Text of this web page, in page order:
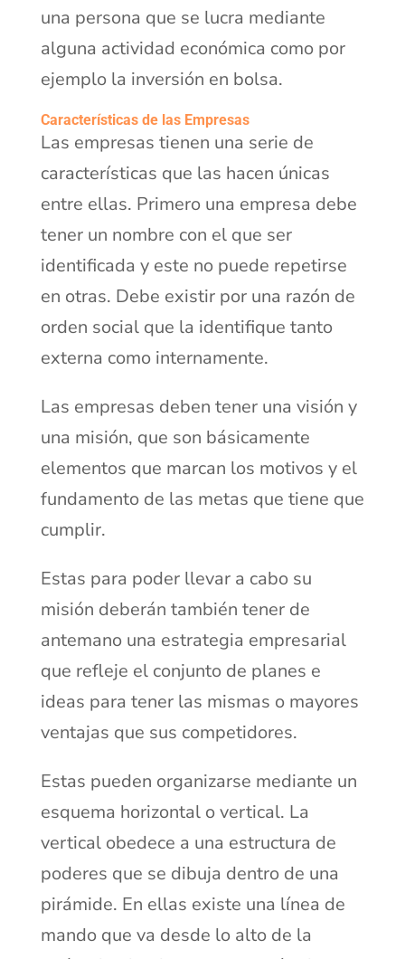
una persona que se lucra mediante
alguna actividad económica como por
ejemplo la inversión en bolsa.
Características de las Empresas
Las empresas tienen una serie de
características que las hacen únicas
entre ellas. Primero una empresa debe
tener un nombre con el que ser
identificada y este no puede repetirse
en otras. Debe existir por una razón de
orden social que la identifique tanto
externa como internamente.
Las empresas deben tener una visión y
una misión, que son básicamente
elementos que marcan los motivos y el
fundamento de las metas que tiene que
cumplir.
Estas para poder llevar a cabo su
misión deberán también tener de
antemano una estrategia empresarial
que refleje el conjunto de planes e
ideas para tener las mismas o mayores
ventajas que sus competidores.
Estas pueden organizarse mediante un
esquema horizontal o vertical. La
vertical obedece a una estructura de
poderes que se dibuja dentro de una
pirámide. En ellas existe una línea de
mando que va desde lo alto de la